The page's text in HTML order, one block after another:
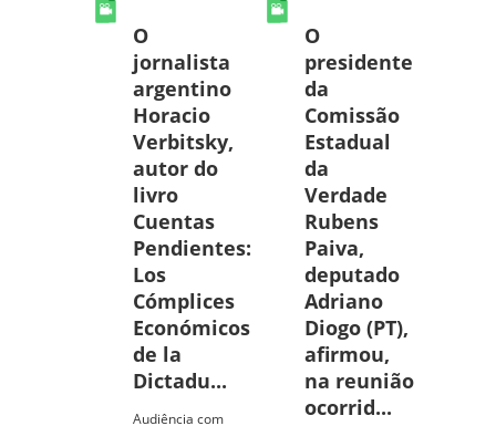
O
jornalista
argentino
Horacio
Verbitsky,
autor do
livro
Cuentas
Pendientes:
Los
Cómplices
Económicos
de la
Dictadu...
Audiência com
O
presidente
da
Comissão
Estadual
da
Verdade
Rubens
Paiva,
deputado
Adriano
Diogo (PT),
afirmou,
na reunião
ocorrid...